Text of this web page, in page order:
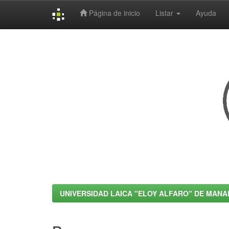
Página de inicio Listar Ayuda
UNIVERSIDAD LAICA "ELOY ALFARO" DE